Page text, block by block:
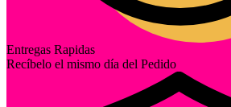
Entregas Rapidas
Recíbelo el mismo día del Pedido